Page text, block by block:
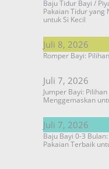
Baju Tidur Bayi /
Pakaian Tidur yang
untuk Si Kecil
Juli 8, 2026
Romper Bayi:
Juli 7, 2026
Jumper Bayi:
Menggemaskan
Juli 7, 2026
Baju Bayi 0-3
Pakaian Terbaik